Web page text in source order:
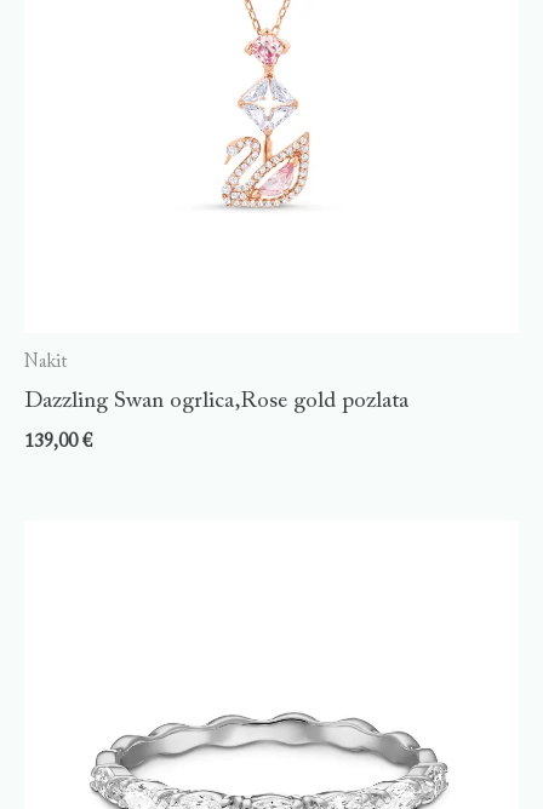
Nakit
Dazzling Swan ogrlica,Rose gold pozlata
139,00€